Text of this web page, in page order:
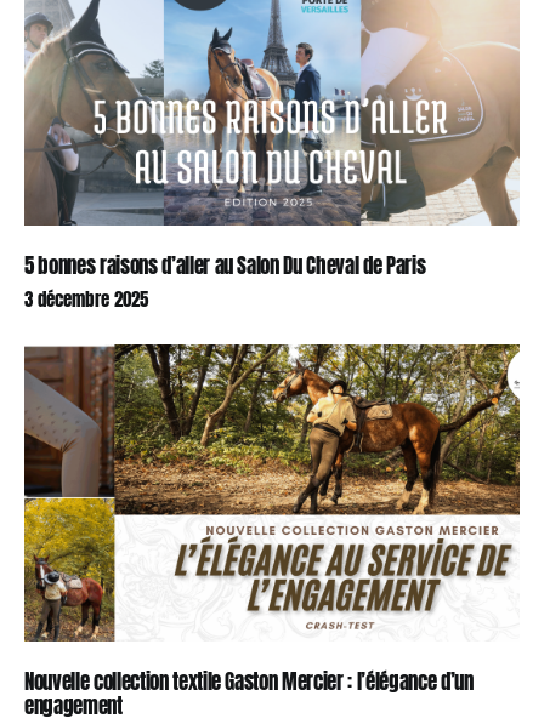
5 bonnes raisons d’aller au Salon Du Cheval de Paris
3 décembre 2025
Nouvelle collection textile Gaston Mercier : l’élégance d’un
engagement